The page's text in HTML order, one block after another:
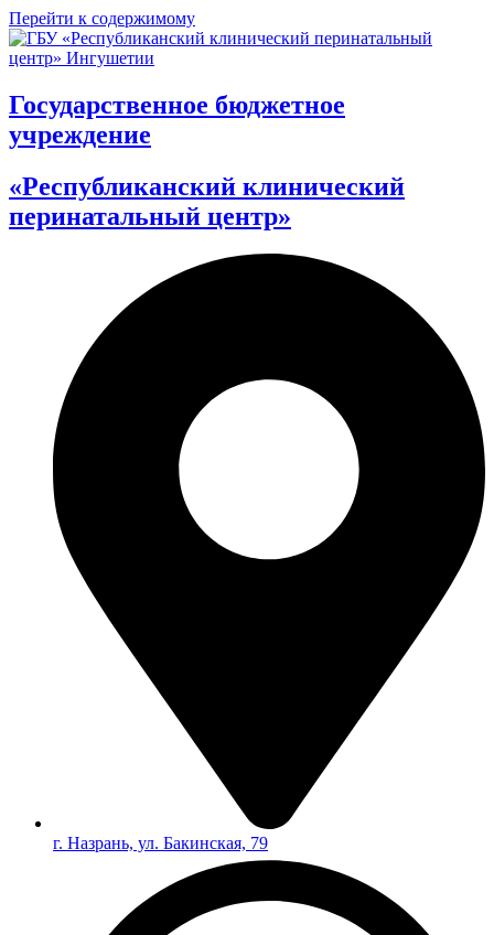
Перейти к содержимому
Государственное бюджетное
учреждение
«Республиканский клинический
перинатальный центр»
г. Назрань, ул. Бакинская, 79